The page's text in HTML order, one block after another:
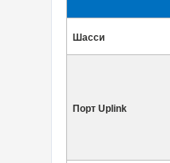
Шасси
Порт Uplink